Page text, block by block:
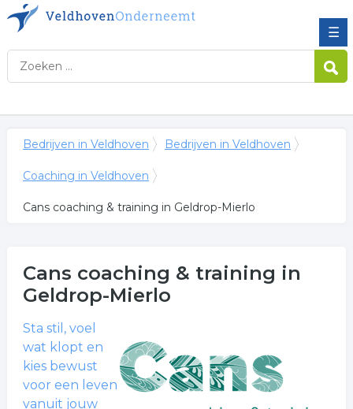
☰
Bedrijven in Veldhoven Bedrijven in Veldhoven
Coaching in Veldhoven
Cans coaching & training in Geldrop-Mierlo
Cans coaching & training in
Geldrop-Mierlo
Sta stil, voel
wat klopt en
kies bewust
voor een leven
vanuit jouw